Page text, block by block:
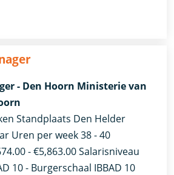
- Den Hoorn Ministerie van
Standplaats Den Helder
Uren per week 38 - 40
- €5,863.00 Salarisniveau
10 - Burgerschaal IBBAD 10